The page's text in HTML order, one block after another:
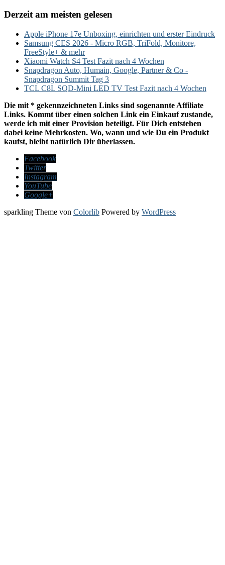
Derzeit am meisten gelesen
Apple iPhone 17e Unboxing, einrichten und erster Eindruck
Samsung CES 2026 - Micro RGB, TriFold, Monitore,
FreeStyle+ & mehr
Xiaomi Watch S4 Test Fazit nach 4 Wochen
Snapdragon Auto, Humain, Google, Partner & Co -
Snapdragon Summit Tag 3
TCL C8L SQD-Mini LED TV Test Fazit nach 4 Wochen
Die mit * gekennzeichneten Links sind sogenannte Affiliate
Links. Kommt über einen solchen Link ein Einkauf zustande,
werde ich mit einer Provision beteiligt. Für Dich entstehen
dabei keine Mehrkosten. Wo, wann und wie Du ein Produkt
kaufst, bleibt natürlich Dir überlassen.
Facebook
Twitter
Instagram
YouTube
Google+
sparkling Theme von Colorlib Powered by WordPress